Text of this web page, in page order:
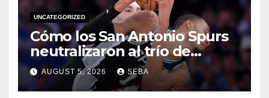
UNCATEGORIZED
Cómo los San Antonio Spurs
neutralizaron al trío de
estrellas de los Miami Heat
en las Finales de 2014
AUGUST 5, 2026 SEBA